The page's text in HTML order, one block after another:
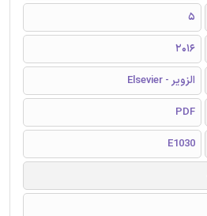
5
2016
الزویر - Elsevier
PDF
E1030